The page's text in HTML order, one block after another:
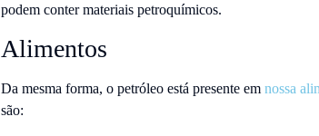
podem conter materiais petroquímicos.
Alimentos
Da mesma forma, o petróleo está presente em nossa
são: